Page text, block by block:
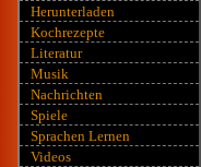
Herunterladen
Kochrezepte
Literatur
Musik
Nachrichten
Spiele
Sprachen Lernen
Videos